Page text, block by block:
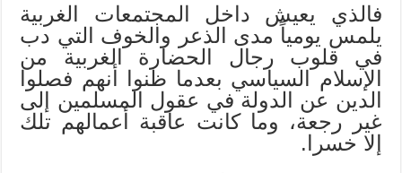
فالذي يعيش داخل المجتمعات الغربية
يلمس يومياً مدى الذعر والخوف التي دب
في قلوب رجال الحضارة الغربية من
الإسلام السياسي بعدما ظنوا أنهم فصلوا
الدين عن الدولة في عقول المسلمين إلى
غير رجعة، وما كانت عاقبة أعمالهم تلك
إلا خسرا.